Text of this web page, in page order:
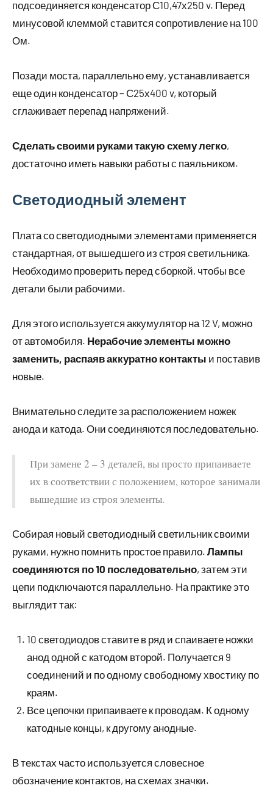
подсоединяется конденсатор С10,47х250 v. Перед
минусовой клеммой ставится сопротивление на 100
Ом.
Позади моста, параллельно ему, устанавливается
еще один конденсатор – С25х400 v, который
сглаживает перепад напряжений.
Сделать своими руками такую схему легко,
достаточно иметь навыки работы с паяльником.
Светодиодный элемент
Плата со светодиодными элементами применяется
стандартная, от вышедшего из строя светильника.
Необходимо проверить перед сборкой, чтобы все
детали были рабочими.
Для этого используется аккумулятор на 12 V, можно
от автомобиля. Нерабочие элементы можно
заменить, распаяв аккуратно контакты и поставив
новые.
Внимательно следите за расположением ножек
анода и катода. Они соединяются последовательно.
При замене 2 – 3 деталей, вы просто припаиваете
их в соответствии с положением, которое занимали
вышедшие из строя элементы.
Собирая новый светодиодный светильник своими
руками, нужно помнить простое правило. Лампы
соединяются по 10 последовательно, затем эти
цепи подключаются параллельно. На практике это
выглядит так:
10 светодиодов ставите в ряд и спаиваете ножки
анод одной с катодом второй. Получается 9
соединений и по одному свободному хвостику по
краям.
Все цепочки припаиваете к проводам. К одному
катодные концы, к другому анодные.
В текстах часто используется словесное
обозначение контактов, на схемах значки.